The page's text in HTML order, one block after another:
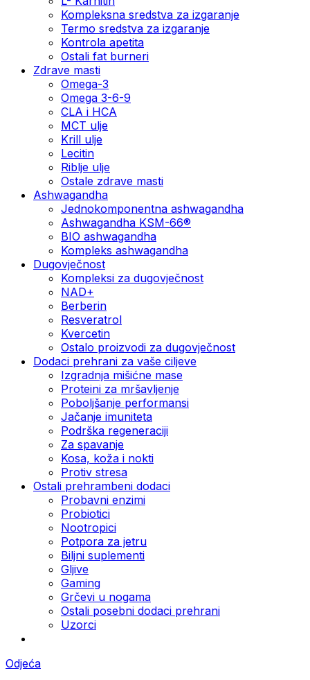
Kompleksna sredstva za izgaranje
Termo sredstva za izgaranje
Kontrola apetita
Ostali fat burneri
Zdrave masti
Omega-3
Omega 3-6-9
CLA i HCA
MCT ulje
Krill ulje
Lecitin
Riblje ulje
Ostale zdrave masti
Ashwagandha
Jednokomponentna ashwagandha
Ashwagandha KSM-66®
BIO ashwagandha
Kompleks ashwagandha
Dugovječnost
Kompleksi za dugovječnost
NAD+
Berberin
Resveratrol
Kvercetin
Ostalo proizvodi za dugovječnost
Dodaci prehrani za vaše ciljeve
Izgradnja mišićne mase
Proteini za mršavljenje
Poboljšanje performansi
Jačanje imuniteta
Podrška regeneraciji
Za spavanje
Kosa, koža i nokti
Protiv stresa
Ostali prehrambeni dodaci
Probavni enzimi
Probiotici
Nootropici
Potpora za jetru
Biljni suplementi
Gljive
Gaming
Grčevi u nogama
Ostali posebni dodaci prehrani
Uzorci
Odjeća